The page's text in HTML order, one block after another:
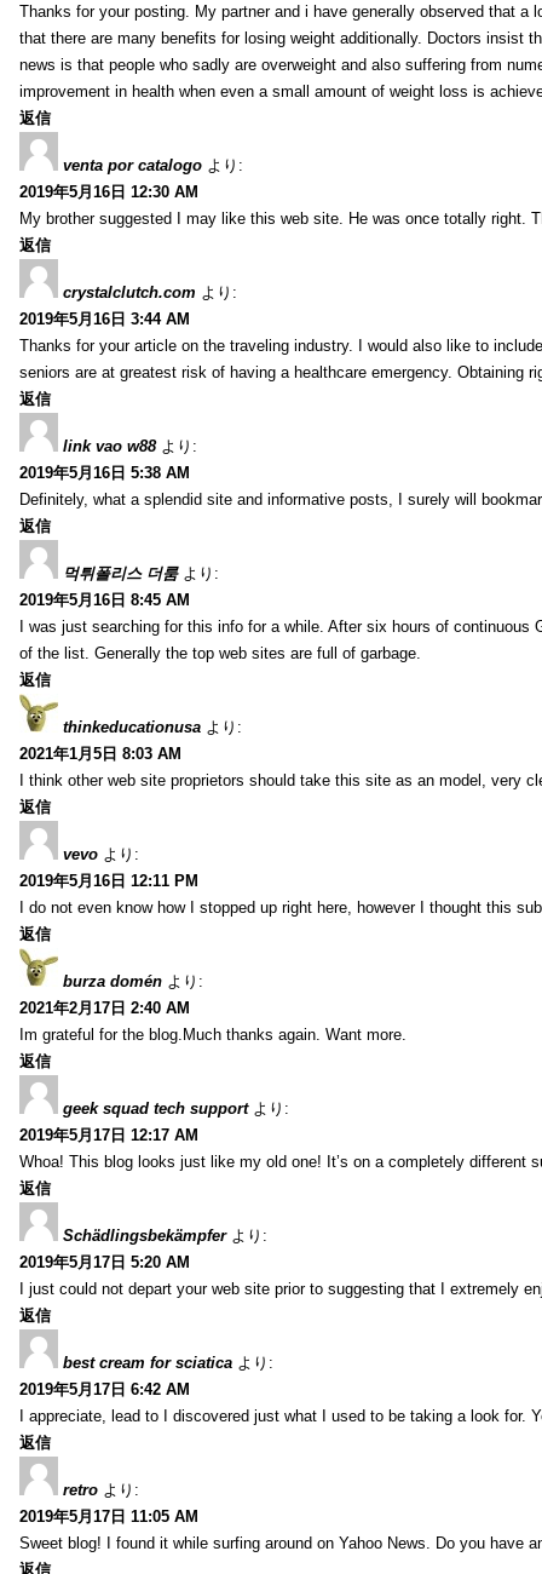
Thanks for your posting. My partner and i have generally observed that
that there are many benefits for losing weight additionally. Doctors insist
news is that people who sadly are overweight and also suffering from
improvement in health when even a small amount of weight loss is
返信
venta por catalogo より:
2019年5月16日 12:30 AM
My brother suggested I may like this web site. He was once totally right.
返信
crystalclutch.com より:
2019年5月16日 3:44 AM
Thanks for your article on the traveling industry. I would also like to
seniors are at greatest risk of having a healthcare emergency. Obtaining
返信
link vao w88 より:
2019年5月16日 5:38 AM
Definitely, what a splendid site and informative posts, I surely will
返信
먹튀폴리스 더룸 より:
2019年5月16日 8:45 AM
I was just searching for this info for a while. After six hours of
of the list. Generally the top web sites are full of garbage.
返信
thinkeducationusa より:
2021年1月5日 8:03 AM
I think other web site proprietors should take this site as an model, very
返信
vevo より:
2019年5月16日 12:11 PM
I do not even know how I stopped up right here, however I thought this
返信
burza domén より:
2021年2月17日 2:40 AM
Im grateful for the blog.Much thanks again. Want more.
返信
geek squad tech support より:
2019年5月17日 12:17 AM
Whoa! This blog looks just like my old one! It’s on a completely
返信
Schädlingsbekämpfer より:
2019年5月17日 5:20 AM
I just could not depart your web site prior to suggesting that I extremely
返信
best cream for sciatica より:
2019年5月17日 6:42 AM
I appreciate, lead to I discovered just what I used to be taking a look for.
返信
retro より:
2019年5月17日 11:05 AM
Sweet blog! I found it while surfing around on Yahoo News. Do you have
返信